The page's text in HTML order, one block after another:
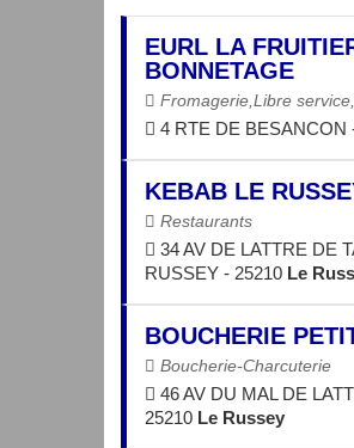
EURL LA
BONNETAGE
Fromagerie,Libre
4 RTE DE BESANCON
KEBAB LE
Restaurants
34 AV DE LATTRE DE
RUSSEY - 25210 Le
BOUCHERIE
Boucherie-Charcuterie
46 AV DU MAL DE
25210 Le Russey